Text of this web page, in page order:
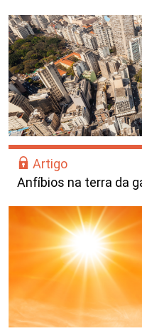
Artigo
Anfíbios na terra da